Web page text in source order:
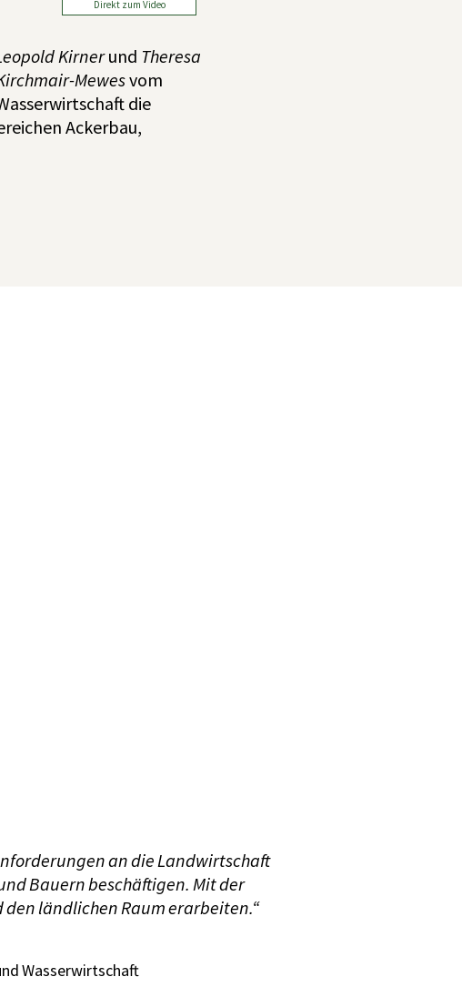
Direkt zum Video
Kirnerund Theresa
Mewesvom
die
Ackerbau,
an die Landwirtschaft
Bauern beschäftigen. Mit der
ländlichen Raum erarbeiten.“
Wasserwirtschaft